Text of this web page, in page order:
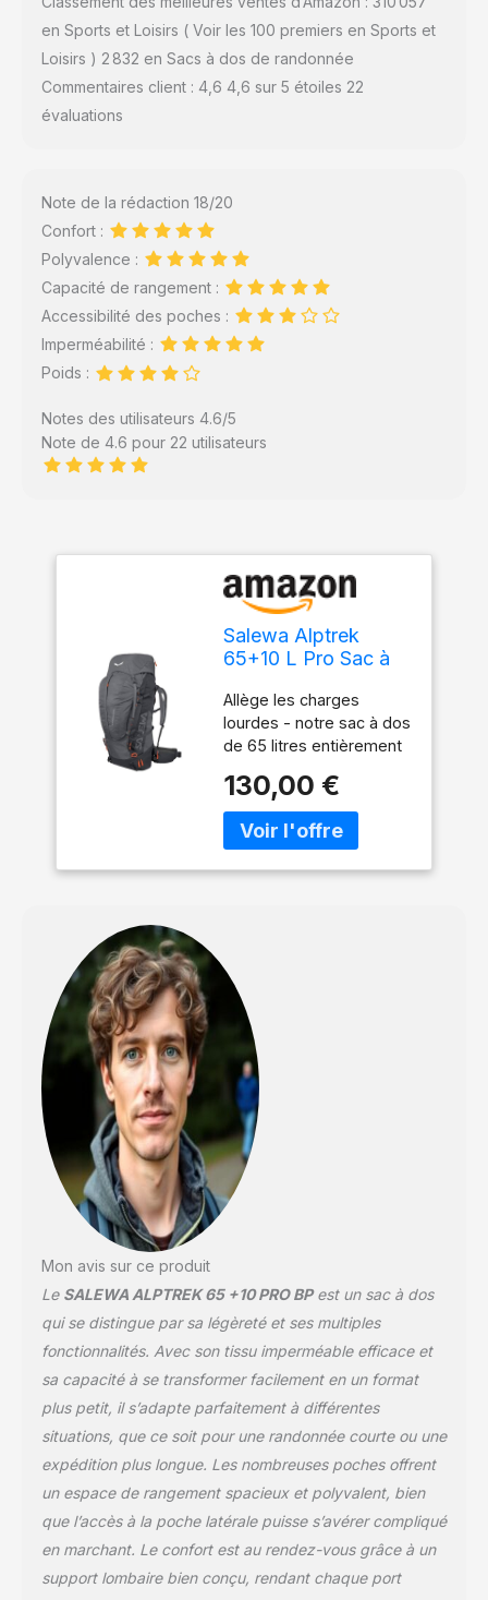
en Sports et Loisirs ( Voir les 100 premiers en Sports et
Loisirs ) 2 832 en Sacs à dos de randonnée
Commentaires client : 4,6 4,6 sur 5 étoiles 22
évaluations
Note de la rédaction 18/20
Confort :
Polyvalence :
Capacité de rangement :
Accessibilité des poches :
Imperméabilité :
Poids :
Notes des utilisateurs 4.6/5
Note de 4.6 pour 22 utilisateurs
Salewa Alptrek
65+10 L Pro Sac à
Allège les charges
lourdes - notre sac à dos
de 65 litres entièrement
trekking alpin sur
plusieurs jours avec un
volume de 10 litres
130,00 €
Mon avis sur ce produit
Le SALEWA ALPTREK 65 +10 PRO BPest un sac à dos
qui se distingue par sa légèreté et ses multiples
fonctionnalités. Avec son tissu imperméable efficace et
sa capacité à se transformer facilement en un format
plus petit, il s’adapte parfaitement à différentes
situations, que ce soit pour une randonnée courte ou une
expédition plus longue. Les nombreuses poches offrent
un espace de rangement spacieux et polyvalent, bien
que l’accès à la poche latérale puisse s’avérer compliqué
en marchant. Le confort est au rendez-vous grâce à un
support lombaire bien conçu, rendant chaque port